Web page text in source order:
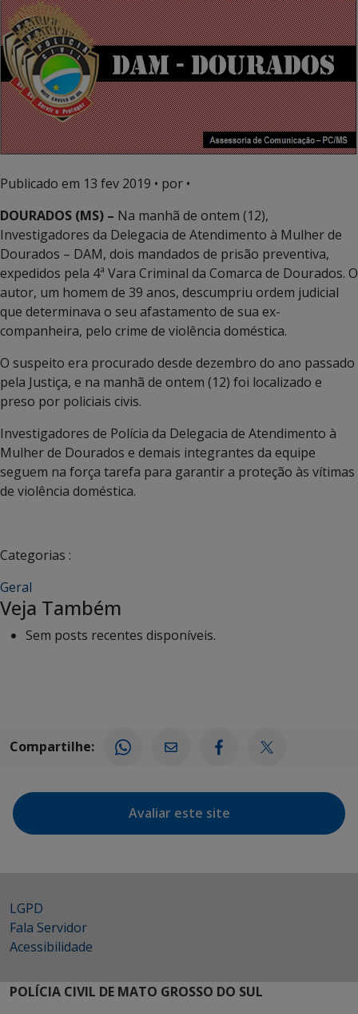
Publicado em 13 fev 2019 • por •
DOURADOS (MS) – Na manhã de ontem (12),
Investigadores da Delegacia de Atendimento à Mulher de
Dourados – DAM, dois mandados de prisão preventiva,
expedidos pela 4ª Vara Criminal da Comarca de Dourados. O
autor, um homem de 39 anos, descumpriu ordem judicial
que determinava o seu afastamento de sua ex-
companheira, pelo crime de violência doméstica.
O suspeito era procurado desde dezembro do ano passado
pela Justiça, e na manhã de ontem (12) foi localizado e
preso por policiais civis.
Investigadores de Polícia da Delegacia de Atendimento à
Mulher de Dourados e demais integrantes da equipe
seguem na força tarefa para garantir a proteção às vítimas
de violência doméstica.
Categorias :
Geral
Veja Também
Sem posts recentes disponíveis.
Compartilhe:
Avaliar este site
LGPD
Fala Servidor
Acessibilidade
POLÍCIA CIVIL DE MATO GROSSO DO SUL